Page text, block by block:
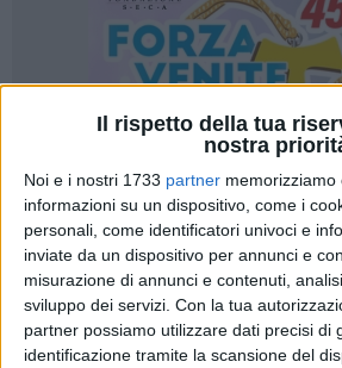
Il rispetto della tua
nostra
Noi e i nostri 1733 partner memorizziamo
informazioni su un dispositivo, come i
personali, come identificatori univoci e
inviate da un dispositivo per annunci e
misurazione di annunci e contenuti,
sviluppo dei servizi. Con la tua
partner possiamo utilizzare dati precisi di
identificazione tramite la scansione del